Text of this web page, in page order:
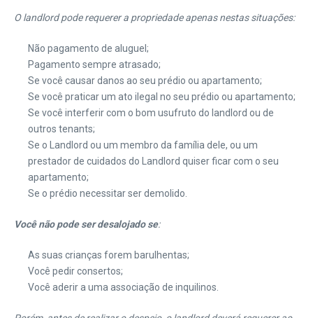
O landlord pode requerer a propriedade apenas nestas situações:
Não pagamento de aluguel;
Pagamento sempre atrasado;
Se você causar danos ao seu prédio ou apartamento;
Se você praticar um ato ilegal no seu prédio ou apartamento;
Se você interferir com o bom usufruto do landlord ou de
outros tenants;
Se o Landlord ou um membro da família dele, ou um
prestador de cuidados do Landlord quiser ficar com o seu
apartamento;
Se o prédio necessitar ser demolido.
Você não pode ser desalojado se:
As suas crianças forem barulhentas;
Você pedir consertos;
Você aderir a uma associação de inquilinos.